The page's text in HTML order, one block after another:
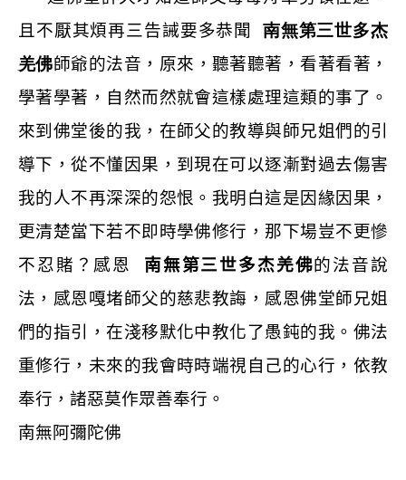
且不厭其煩再三告誡要多恭聞
南無第三世多杰
羌佛師爺的法音，原來，聽著聽著，看著看著，
學著學著，自然而然就會這樣處理這類的事了。
來到佛堂後的我，在師父的教導與師兄姐們的引
導下，從不懂因果，到現在可以逐漸對過去傷害
我的人不再深深的怨恨。我明白這是因緣因果，
更清楚當下若不即時學佛修行，那下場豈不更慘
不忍賭？感恩
南無第三世多杰羌佛的法音說
法，感恩嘎堵師父的慈悲教誨，感恩佛堂師兄姐
們的指引，在淺移默化中教化了愚鈍的我。佛法
重修行，未來的我會時時端視自己的心行，依教
奉行，諸惡莫作眾善奉行。
南無阿彌陀佛